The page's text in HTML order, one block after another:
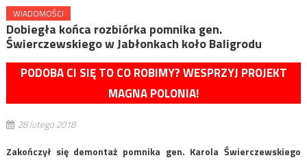
WIADOMOŚCI
Dobiegła końca rozbiórka pomnika gen.
Świerczewskiego w Jabłonkach koło Baligrodu
PODOBA CI SIĘ TO CO ROBIMY? WESPRZYJ PROJEKT
MAGNA POLONIA!
28 lutego 2018
Zakończył się demontaż pomnika gen. Karola Świerczewskiego